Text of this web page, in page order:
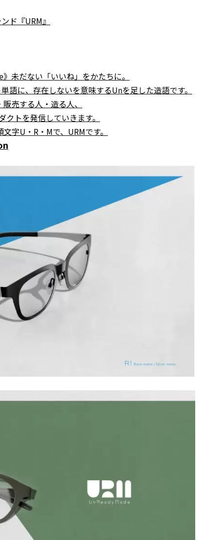
ド『URM』
未だない「いいね」をかたちに。
語に、存在しないを意味するUnを足した造語です。
売する人・造る人、
トを発信していきます。
字U・R・Mで、URMです。